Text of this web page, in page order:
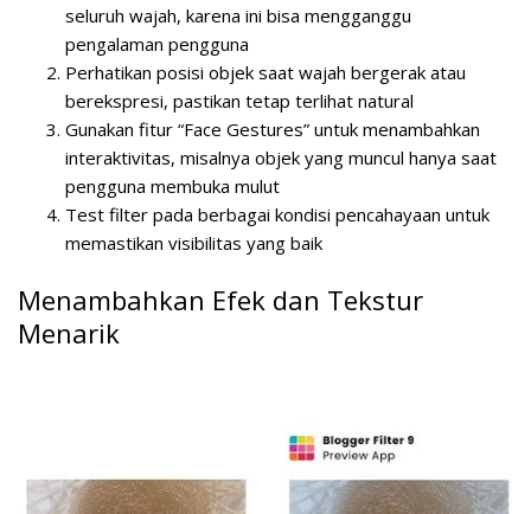
seluruh wajah, karena ini bisa mengganggu
pengalaman pengguna
Perhatikan posisi objek saat wajah bergerak atau
berekspresi, pastikan tetap terlihat natural
Gunakan fitur “Face Gestures” untuk menambahkan
interaktivitas, misalnya objek yang muncul hanya saat
pengguna membuka mulut
Test filter pada berbagai kondisi pencahayaan untuk
memastikan visibilitas yang baik
Menambahkan Efek dan Tekstur
Menarik